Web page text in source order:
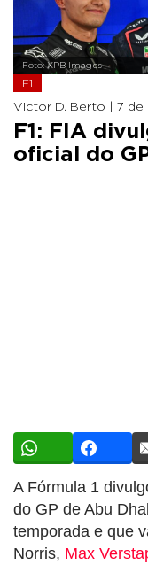
Foto: XPB Images
F1
Victor D. Berto | 7 de
F1: FIA
oficial do
A Fórmula 1
do GP de Abu
temporada e que
Norris, Max